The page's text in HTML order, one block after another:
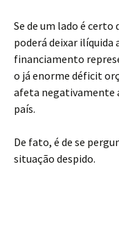
Se de um lado é certo
poderá deixar ilíquida
financiamento
o já enorme déficit
afeta negativamente
país.
De fato, é de se
situação despido.